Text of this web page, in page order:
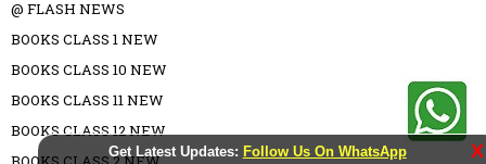
Get Latest Updates: Follow Us On WhatsApp X
@ FLASH NEWS
BOOKS CLASS 1 NEW
BOOKS CLASS 10 NEW
BOOKS CLASS 11 NEW
BOOKS CLASS 12 NEW